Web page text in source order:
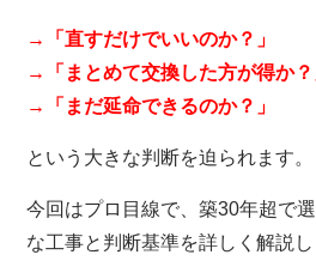
→「直すだけでいいのか？」
→「まとめて交換した方が得か？
→「まだ延命できるのか？」
という大きな判断を迫られます。
今回はプロ目線で、築30年超で
な工事と判断基準を詳しく解説し